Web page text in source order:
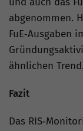
abgenommen.
FuE‑Ausgaben
ähnlichen Trend.
Fazit
Das